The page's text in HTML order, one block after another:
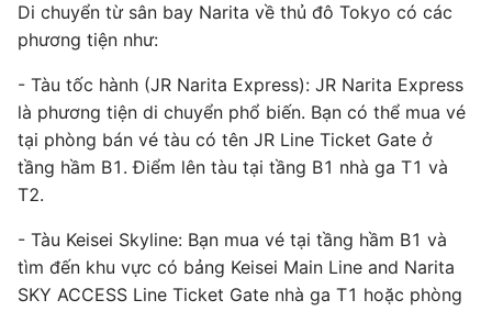
Di chuyển từ sân bay Narita về thủ đô Tokyo có các
phương tiện như:
- Tàu tốc hành (JR Narita Express): JR Narita Express
là phương tiện di chuyển phổ biến. Bạn có thể mua vé
tại phòng bán vé tàu có tên JR Line Ticket Gate ở
tầng hầm B1. Điểm lên tàu tại tầng B1 nhà ga T1 và
T2.
- Tàu Keisei Skyline: Bạn mua vé tại tầng hầm B1 và
tìm đến khu vực có bảng Keisei Main Line and Narita
SKY ACCESS Line Ticket Gate nhà ga T1 hoặc phòng